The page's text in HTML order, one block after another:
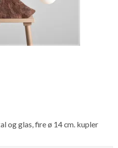
og glas, fire ø 14 cm. kupler